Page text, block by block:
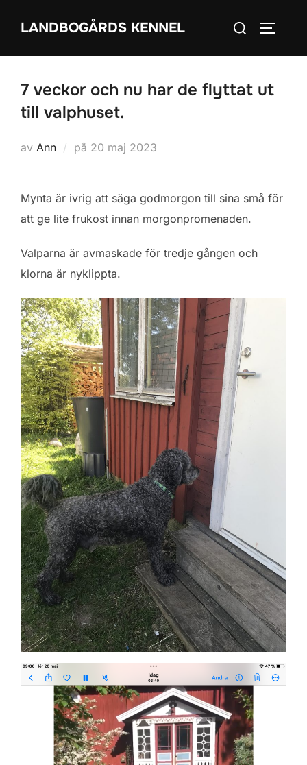
LANDBOGÅRDS KENNEL
Sök
7 veckor och nu har de flyttat ut
till valphuset.
av Ann på Publicerat
20 maj 2023
Mynta är ivrig att säga godmorgon till sina små för
att ge lite frukost innan morgonpromenaden.
Valparna är avmaskade för tredje gången och
klorna är nyklippta.